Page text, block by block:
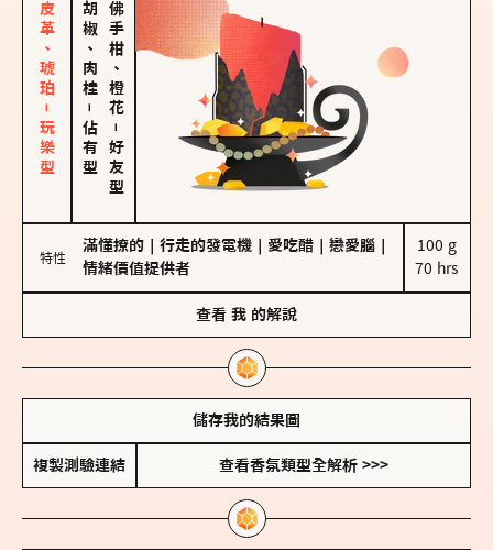
皮革、琥珀－玩樂型 胡椒、肉桂
－
佔有型
佛手柑、橙花
－
好友型
特性
滿懂撩的 行走的發電機 愛吃醋 戀愛腦
情緒價值提供者
100 g
70 hrs
查看 我 的解說
儲存我的結果圖
複製測驗連結 查看香氛類型全解析 >>>